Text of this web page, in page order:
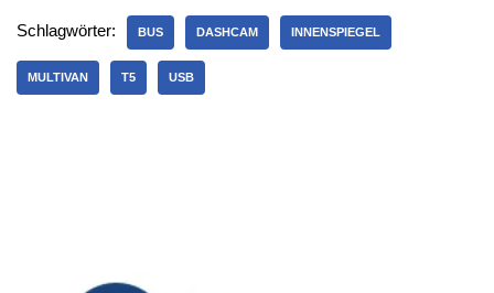
Schlagwörter: BUS DASHCAM INNENSPIEGEL
MULTIVAN T5 USB